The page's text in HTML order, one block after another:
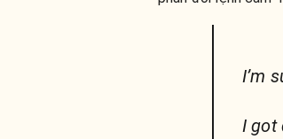
I’m
I got